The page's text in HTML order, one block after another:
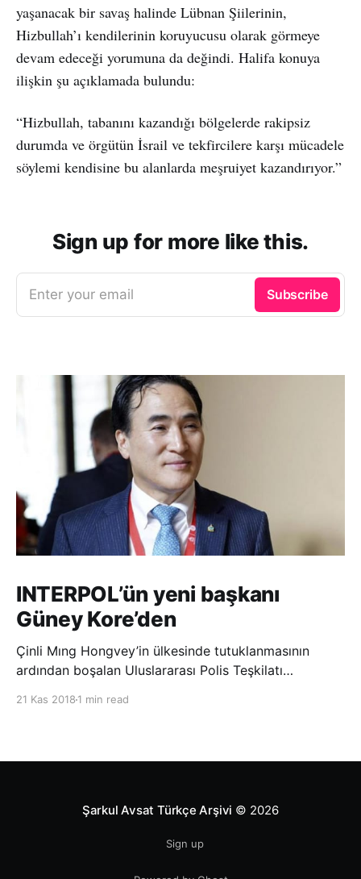
yaşanacak bir savaş halinde Lübnan Şiilerinin,
Hizbullah’ı kendilerinin koruyucusu olarak görmeye
devam edeceği yorumuna da değindi. Halifa konuya
ilişkin şu açıklamada bulundu:
“Hizbullah, tabanını kazandığı bölgelerde rakipsiz
durumda ve örgütün İsrail ve tekfircilere karşı mücadele
söylemi kendisine bu alanlarda meşruiyet kazandırıyor.”
Sign up for more like this.
Enter your email Subscribe
INTERPOL’ün yeni başkanı
Güney Kore’den
Çinli Mıng Hongvey’in ülkesinde tutuklanmasının
ardından boşalan Uluslararası Polis Teşkilatı
21 Kas 2018 1 min read
Şarkul Avsat Türkçe Arşivi © 2026
Sign up